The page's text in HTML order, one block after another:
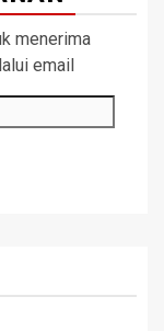
menerima
email